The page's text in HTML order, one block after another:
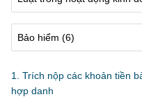
1. Trích nộp các khoản tiền
hợp danh